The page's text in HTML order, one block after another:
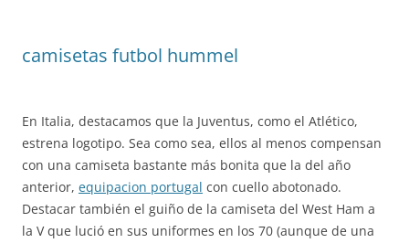
camisetas futbol hummel
En Italia, destacamos que la Juventus, como el Atlético,
estrena logotipo. Sea como sea, ellos al menos compensan
con una camiseta bastante más bonita que la del año
anterior, equipacion portugal con cuello abotonado.
Destacar también el guiño de la camiseta del West Ham a
la V que lució en sus uniformes en los 70 (aunque de una